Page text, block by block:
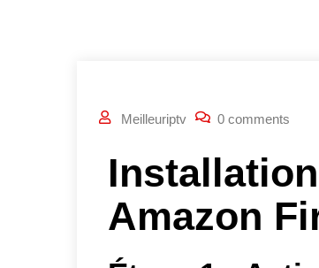
Meilleuriptv 0 comments
Amazon